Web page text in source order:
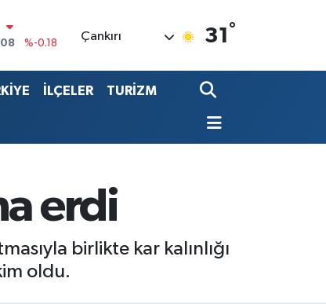
%0.18
%-0.18
Çankırı 31 °
İLÇELER TURİZM
erdi
birlikte kar kalınlığı
oldu.